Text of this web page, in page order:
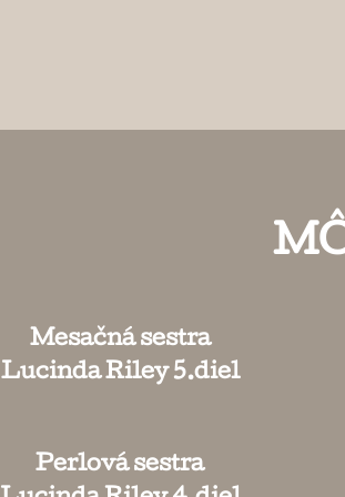
Mesačná sestra
Lucinda Riley 5.diel
Perlová sestra